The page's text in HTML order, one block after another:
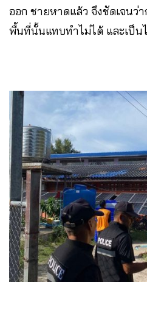
ออก ชายหาดแล้ว จึงชัดเจนว่
พื้นที่นั้นแทบทำไม่ได้ และเป็น